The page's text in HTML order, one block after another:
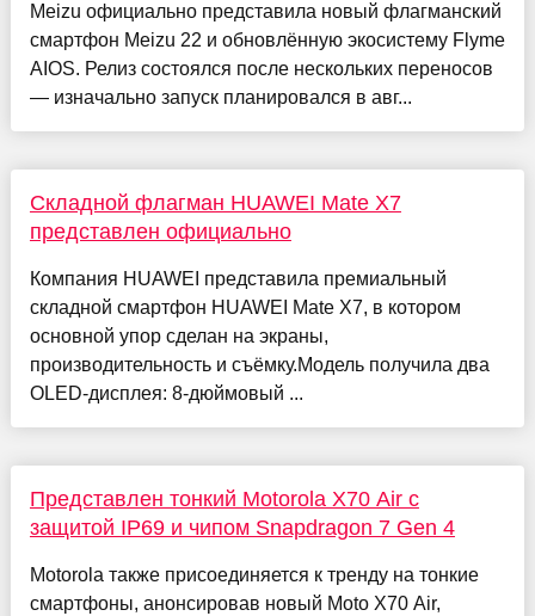
Meizu официально представила новый флагманский
смартфон Meizu 22 и обновлённую экосистему Flyme
AIOS. Релиз состоялся после нескольких переносов
— изначально запуск планировался в авг...
Складной флагман HUAWEI Mate X7
представлен официально
Компания HUAWEI представила премиальный
складной смартфон HUAWEI Mate X7, в котором
основной упор сделан на экраны,
производительность и съёмку.Модель получила два
OLED-дисплея: 8-дюймовый ...
Представлен тонкий Motorola X70 Air с
защитой IP69 и чипом Snapdragon 7 Gen 4
Motorola также присоединяется к тренду на тонкие
смартфоны, анонсировав новый Moto X70 Air,